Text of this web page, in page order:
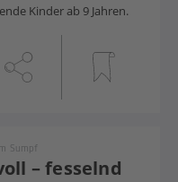
Kinder ab 9 Jahren.
– fesselnd
Sumpf